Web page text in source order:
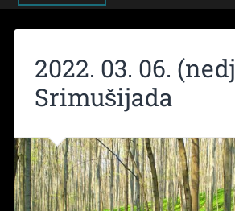
2022. 03. 06.
Srimušijada